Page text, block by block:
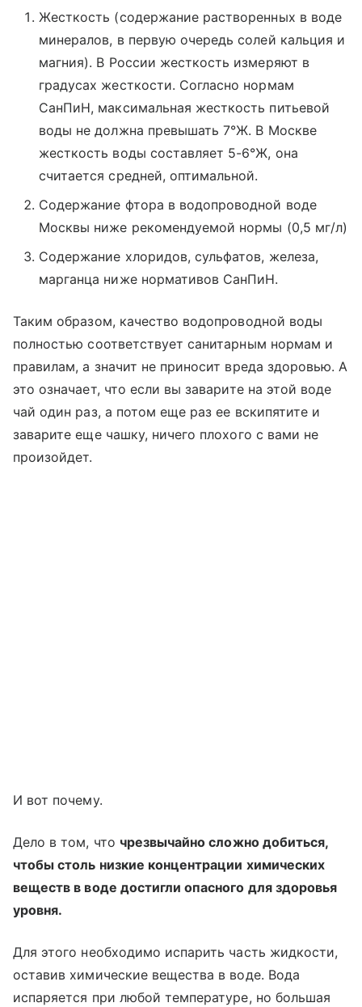
Жесткость (содержание растворенных в воде
минералов, в первую очередь солей кальция и
магния). В России жесткость измеряют в
градусах жесткости. Согласно нормам
СанПиН, максимальная жесткость питьевой
воды не должна превышать 7°Ж. В Москве
жесткость воды составляет 5-6°Ж, она
считается средней, оптимальной.
Содержание фтора в водопроводной воде
Москвы ниже рекомендуемой нормы (0,5 мг/л)
Содержание хлоридов, сульфатов, железа,
марганца ниже нормативов СанПиН.
Таким образом, качество водопроводной воды
полностью соответствует санитарным нормам и
правилам, а значит не приносит вреда здоровью. А
это означает, что если вы заварите на этой воде
чай один раз, а потом еще раз ее вскипятите и
заварите еще чашку, ничего плохого с вами не
произойдет.
И вот почему.
Дело в том, что чрезвычайно сложно добиться,
чтобы столь низкие концентрации химических
веществ в воде достигли опасного для здоровья
уровня.
Для этого необходимо испарить часть жидкости,
оставив химические вещества в воде. Вода
испаряется при любой температуре, но большая